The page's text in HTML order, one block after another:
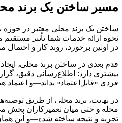
مسیر ساختن یک برند
ساختن یک برند محلی معتبر در حوزه
نحوه ارائه خدمات شما تأثیر
در اولین برخورد، روند کار و
قدم بعدی در ساختن برند محلی،
بیشتری دارد: اطلاع‌رسانی دقیق،
فردی «قابل‌اعتماد» بداند—و
در نهایت، برند محلی از طریق
محله و حتی میان تعمیرکاران پخش
تجربه و نتیجه ساخته شده—و این